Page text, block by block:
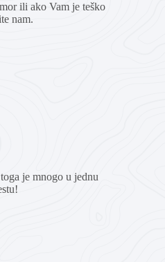
ili ako Vam je teško
nam.
je mnogo u jednu